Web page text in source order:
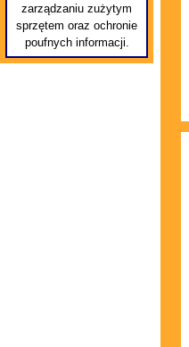
zarządzaniu zużytym
sprzętem oraz ochronie
poufnych informacji.